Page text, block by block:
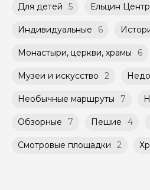
Город контрастов на стыке
заблаговременно до
указанной на странице
Агрегатором
к Оферте Сервиса.
Способы оплаты на сайте:
российского банка
экскурсию.
расписанию,
Помимо Вас, на
быть незнакомые для
Мини-группы проводятся
условиях, что и
не более 10 человек)
Для детей 5 Ельцин Центр
Индивидуальные 6
Монастыри, церкви, храмы 6
Музеи и искусство 2
Необычные маршруты 7
Обзорные 7 Пешие 4
Смотровые площадки 2